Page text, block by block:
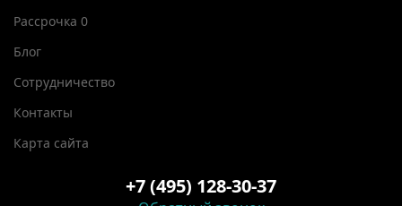
Рассрочка 0
Блог
Сотрудничество
Контакты
Карта сайта
+7 (495) 128-30-37